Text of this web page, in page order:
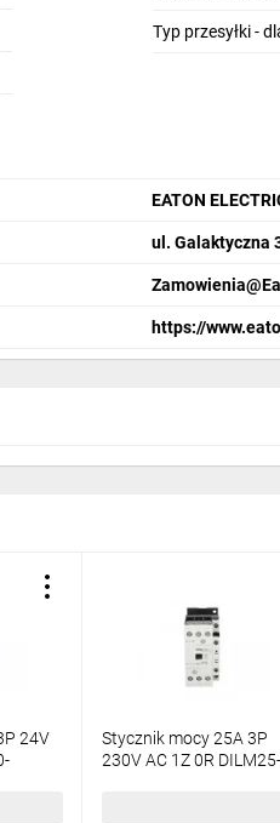
Typ przesyłki -
EATON
ul. Galaktyczna
https://
24V
Stycznik mocy 25A 3P
230V AC 1Z 0R